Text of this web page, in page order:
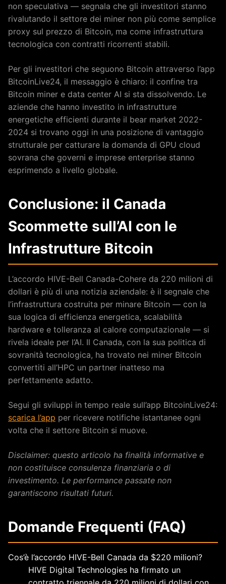
non speculativa — segnala che gli investitori stanno
rivalutando il settore dei miner non più come semplice
proxy sul prezzo di Bitcoin, ma come infrastruttura
tecnologica con contratti ricorrenti stabili.
Per gli investitori che seguono Bitcoin attraverso l’app
BitcoinLive24, il messaggio è chiaro: il confine tra
Bitcoin miner e data center AI si sta dissolvendo. Le
aziende che hanno investito in infrastrutture
energetiche efficienti durante il bear market 2022-
2024 si trovano oggi in una posizione di vantaggio
strutturale per catturare la domanda di GPU cloud
sovrana che governi e imprese enterprise stanno
esprimendo a livello globale.
Conclusione: il Canada
Scommette sull’AI con le
Infrastrutture Bitcoin
L’accordo HIVE-Bell Canada-Cohere da 220 milioni di
dollari è più di una notizia aziendale: è il segnale che
l’infrastruttura costruita per minare Bitcoin — con la
sua logica di efficienza energetica, scalabilità
hardware e tolleranza al calore computazionale — si
rivela ideale per l’AI. Il Canada, con la sua politica di
sovranità tecnologica, ha trovato nei miner Bitcoin
convertiti all’HPC un partner inatteso ma
perfettamente adatto.
Segui gli sviluppi in tempo reale sull’app BitcoinLive24:
scarica l’app per ricevere notifiche istantanee ogni
volta che il settore Bitcoin si muove.
Disclaimer: questo articolo ha finalità informative e
non costituisce consulenza finanziaria o di
investimento. Le performance passate non
garantiscono risultati futuri.
Domande Frequenti (FAQ)
Cos’è l’accordo HIVE-Bell Canada da $220 milioni?
HIVE Digital Technologies ha firmato un